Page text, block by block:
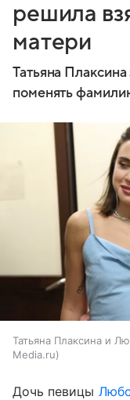
решила
матери
Татьяна Плаксина
поменять
Татьяна Плаксина и
Media.ru
Дочь певицы